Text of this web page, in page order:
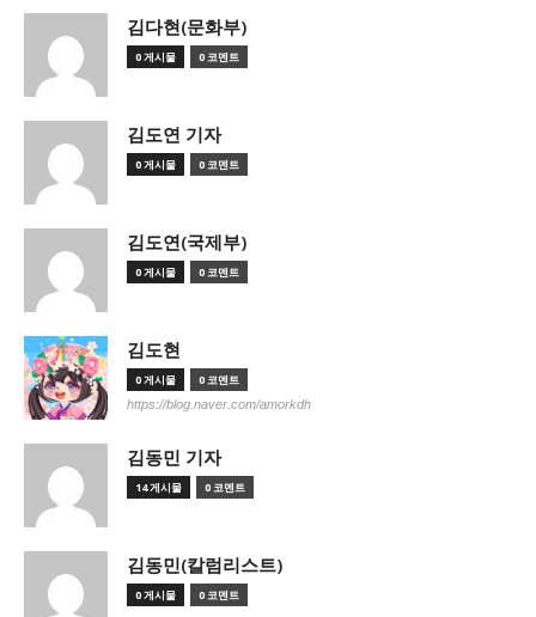
김다현(문화부)
0 게시물 0 코멘트
김도연 기자
0 게시물 0 코멘트
김도연(국제부)
0 게시물 0 코멘트
김도현
0 게시물 0 코멘트
https://blog.naver.com/amorkdh
김동민 기자
14 게시물 0 코멘트
김동민(칼럼리스트)
0 게시물 0 코멘트